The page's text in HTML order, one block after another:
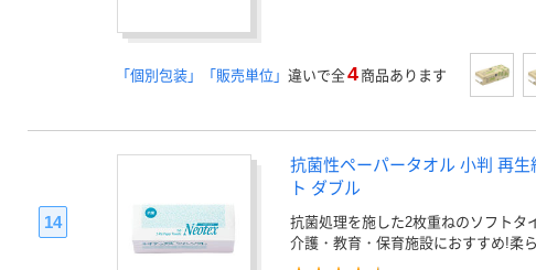
「個別包装」「販売単位」 違いで全4 商品あります
14
抗菌性ペーパータオル 小判 再
ト ダブル
抗菌処理を施した2枚重ねのソフトタ
介護・教育・保育施設におすすめ!柔